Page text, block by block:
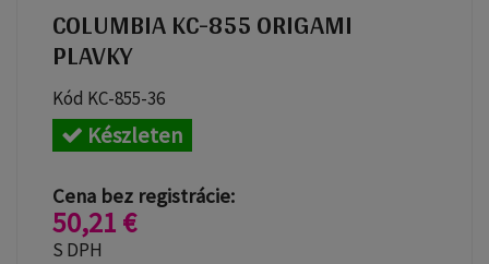
COLUMBIA KC-855 ORIGAMI
PLAVKY
Kód KC-855-36
Készleten
Cena bez registrácie:
50,21 €
S DPH